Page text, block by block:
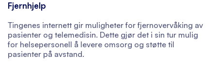
Fjernhjelp
Tingenes internett gir muligheter for fjernovervåking av
pasienter og telemedisin. Dette gjør det i sin tur mulig
for helsepersonell å levere omsorg og støtte til
pasienter på avstand.